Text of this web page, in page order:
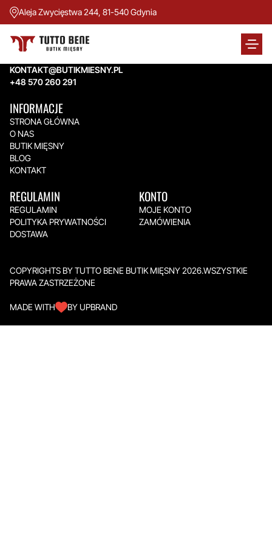
Aleja Zwycięstwa 244, 81-540 Gdynia
TUTTO BENE BUTIK MIĘSNY
Aleja Zwycięstwa 244,
KONTAKT@BUTIKMIESNY.PL
+48 570 260 291
INFORMACJE
STRONA GŁÓWNA
O NAS
BUTIK MIĘSNY
BLOG
KONTAKT
REGULAMIN
REGULAMIN
POLITYKA PRYWATNOŚCI
DOSTAWA
KONTO
MOJE KONTO
ZAMÓWIENIA
COPYRIGHTS BY TUTTO BENE BUTIK MIĘSNY 2026.WSZYSTKIE
PRAWA ZASTRZEŻONE
MADE WITH BY UPBRAND